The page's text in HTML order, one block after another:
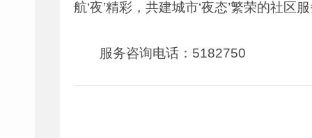
航‘夜’精彩，共建城市‘夜态’繁荣的社区
服务咨询电话：5182750